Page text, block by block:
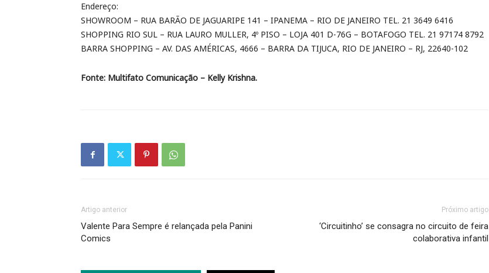
Endereço:
SHOWROOM – RUA BARÃO DE JAGUARIPE 141 – IPANEMA – RIO DE JANEIRO TEL. 21 3649 6416
SHOPPING RIO SUL – RUA LAURO MULLER, 4º PISO – LOJA 401 D-76G – BOTAFOGO TEL. 21 97174 8792
BARRA SHOPPING – AV. DAS AMÉRICAS, 4666 – BARRA DA TIJUCA, RIO DE JANEIRO – RJ, 22640-102
Fonte: Multifato Comunicação – Kelly Krishna.
Artigo anterior
Valente Para Sempre é relançada pela Panini
Comics
Próximo artigo
‘Circuitinho’ se consagra no circuito de feira
colaborativa infantil